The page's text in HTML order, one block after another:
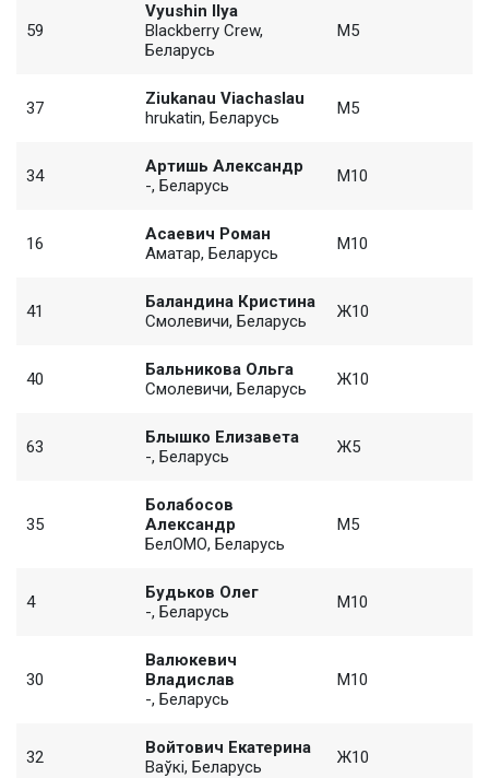
59
Vyushin Ilya
Blackberry Crew,
Беларусь
M5
37
Ziukanau Viachaslau
hrukatin, Беларусь
M5
34
Артишь Александр
-, Беларусь
M10
16
Асаевич Роман
Аматар, Беларусь
M10
41
Баландина Кристина
Смолевичи, Беларусь
Ж10
40
Бальникова Ольга
Смолевичи, Беларусь
Ж10
63
Блышко Елизавета
-, Беларусь
Ж5
35
Болабосов
Александр
БелОМО, Беларусь
M5
4
Будьков Олег
-, Беларусь
M10
30
Валюкевич
Владислав
-, Беларусь
M10
32
Войтович Екатерина
Ваўкі, Беларусь
Ж10